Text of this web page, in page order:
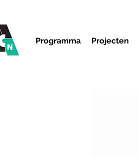
Programma Projecten